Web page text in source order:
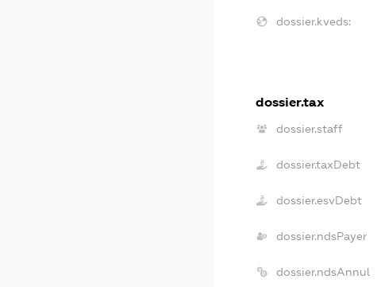
dossier.kveds:
dossier.tax
dossier.staff
dossier.taxDebt
dossier.esvDebt
dossier.ndsPayer
dossier.ndsAnnul